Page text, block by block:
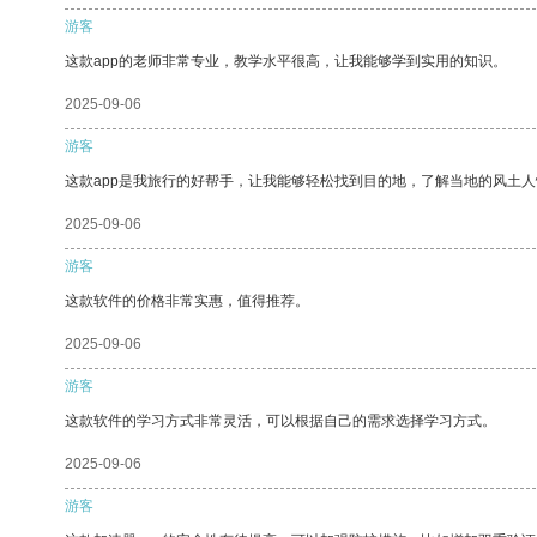
游客
这款app的老师非常专业，教学水平很高，让我能够学到实用的知识。
2025-09-06
游客
这款app是我旅行的好帮手，让我能够轻松找到目的地，了解当地的风土
2025-09-06
游客
这款软件的价格非常实惠，值得推荐。
2025-09-06
游客
这款软件的学习方式非常灵活，可以根据自己的需求选择学习方式。
2025-09-06
游客